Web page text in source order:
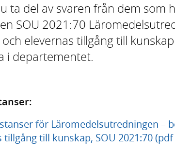
ta del av svaren från dem som
SOU 2021:70
elevernas tillgång till
i departementet.
för Läromedelsutredningen –
tillgång till kunskap, SOU 2021:70 (pdf